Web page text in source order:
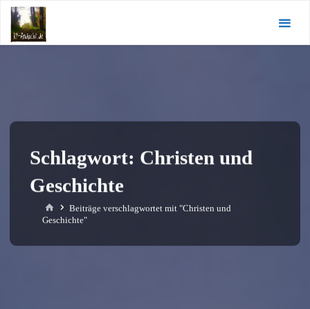
Zum
Inhalt
springen
Schlagwort: Christen und
Geschichte
StartBeiträge verschlagwortet mit "Christen und
Geschichte"